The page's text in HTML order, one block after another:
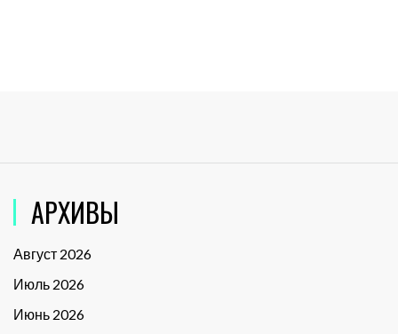
АРХИВЫ
Август 2026
Июль 2026
Июнь 2026